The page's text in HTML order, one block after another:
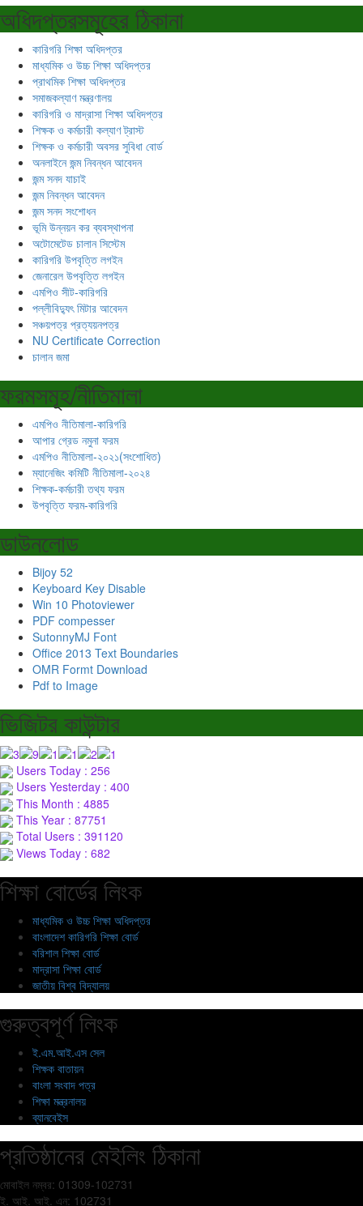
অধিদপ্তরসমূহের ঠিকানা
কারিগরি শিক্ষা অধিদপ্তর
মাধ্যমিক ও উচ্চ শিক্ষা অধিদপ্তর
প্রাথমিক শিক্ষা অধিদপ্তর
সমাজকল্যাণ মন্ত্রণালয়
কারিগরি ও মাদ্রাসা শিক্ষা অধিদপ্তর
শিক্ষক ও কর্মচারী কল্যাণ ট্রাস্ট
শিক্ষক ও কর্মচারী অবসর সুবিধা বোর্ড
অনলাইনে জন্ম নিবন্ধন আবেদন
জন্ম সনদ যাচাই
জন্ম নিবন্ধন আবেদন
জন্ম সনদ সংশোধন
ভূমি উন্নয়ন কর ব্যবস্থাপনা
অটোমেটেড চালান সিস্টেম
কারিগরি উপবৃত্তি লগইন
জেনারেল উপবৃত্তি লগইন
এমপিও সীট-কারিগরি
পল্লীবিদ্যুৎ মিটার আবেদন
সঞ্চয়পত্র প্রত্যয়নপত্র
NU Certificate Correction
চালান জমা
ফরমসমূহ/নীতিমালা
এমপিও নীতিমালা-কারিগরি
আপার গ্রেড নমুনা ফরম
এমপিও নীতিমালা-২০২১(সংশোধিত)
ম্যানেজিং কমিটি নীতিমালা-২০২৪
শিক্ষক-কর্মচারী তথ্য ফরম
উপবৃত্তি ফরম-কারিগরি
ডাউনলোড
Bijoy 52
Keyboard Key Disable
Win 10 Photoviewer
PDF compesser
SutonnyMJ Font
Office 2013 Text Boundaries
OMR Formt Download
Pdf to Image
ভিজিটর কাউন্টার
Users Today : 256
Users Yesterday : 400
This Month : 4885
This Year : 87751
Total Users : 391120
Views Today : 682
শিক্ষা বোর্ডের লিংক
মাধ্যমিক ও উচ্চ শিক্ষা অধিদপ্তর
বাংলাদেশ কারিগরি শিক্ষা বোর্ড
বরিশাল শিক্ষা বোর্ড
মাদ্রাসা শিক্ষা বোর্ড
জাতীয় বিশ্ব বিদ্যালয়
গুরুত্বপূর্ণ লিংক
ই.এম.আই.এস সেল
শিক্ষক বাতায়ন
বাংলা সংবাদ পত্র
শিক্ষা মন্ত্রনালয়
ব্যানবেইস
প্রতিষ্ঠানের মেইলিং ঠিকানা
মোবাইল নম্বর: 01309-102731
ই. আই. আই. এন: 102731